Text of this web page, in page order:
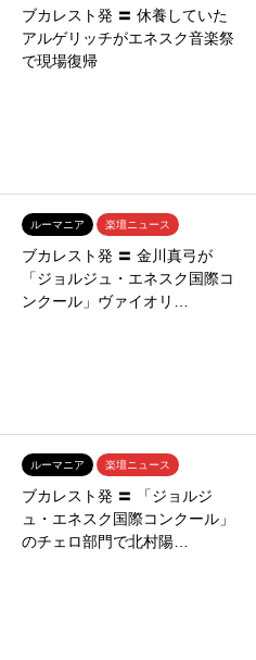
ブカレスト発 〓 休養していた
アルゲリッチがエネスク音楽祭
で現場復帰
ルーマニア 楽壇ニュース
ブカレスト発 〓 金川真弓が
「ジョルジュ・エネスク国際コ
ンクール」ヴァイオリ…
ルーマニア 楽壇ニュース
ブカレスト発 〓 「ジョルジ
ュ・エネスク国際コンクール」
のチェロ部門で北村陽…